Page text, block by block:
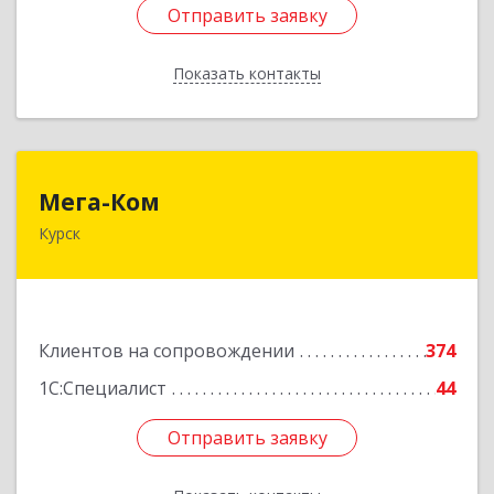
Отправить заявку
Показать контакты
Отправить заявку
Назад
Мега-Ком
Курск
Клиентов на сопровождении
374
1С:Специалист
44
Отправить заявку
305001, Курская обл, Курск г, Красной Армии ул,
Отправить заявку